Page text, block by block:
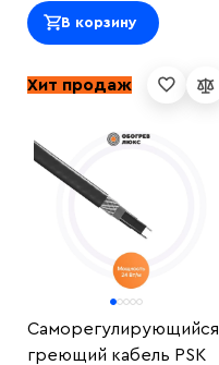
В корзину
Хит продаж
Саморегулирующийся
греющий кабель PSK